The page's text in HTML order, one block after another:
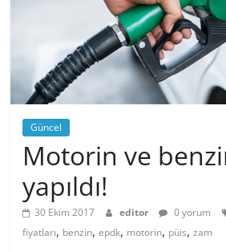
Güncel
Motorin ve
yapıldı!
30 Ekim 2017 editor 0 yorum
fiyatları, benzin,epdk, motorin, püis,zam